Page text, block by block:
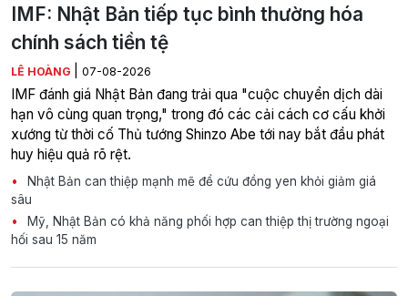
IMF: Nhật Bản tiếp tục bình thường hóa
chính sách tiền tệ
LÊ HOÀNG 07-08-2026
IMF đánh giá Nhật Bản đang trải qua "cuộc chuyển dịch dài
hạn vô cùng quan trọng," trong đó các cải cách cơ cấu khởi
xướng từ thời cố Thủ tướng Shinzo Abe tới nay bắt đầu phát
huy hiệu quả rõ rệt.
Nhật Bản can thiệp mạnh mẽ để cứu đồng yen khỏi giảm giá
sâu
Mỹ, Nhật Bản có khả năng phối hợp can thiệp thị trường ngoại
hối sau 15 năm